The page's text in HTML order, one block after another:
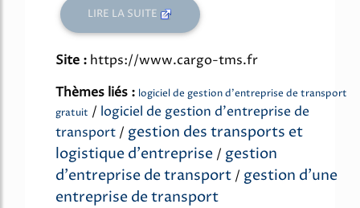
LIRE LA SUITE
Site : https://www.cargo-tms.fr
Thèmes liés : logiciel de gestion d'entreprise de transport
gratuit / logiciel de gestion d'entreprise de
transport / gestion des transports et
logistique d'entreprise / gestion
d'entreprise de transport / gestion d'une
entreprise de transport